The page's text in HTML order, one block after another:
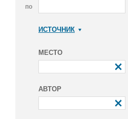
по
ИСТОЧНИК
МЕСТО
АВТОР